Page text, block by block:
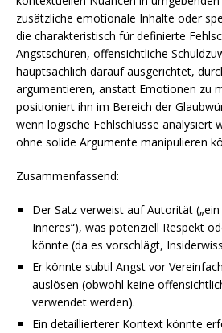
zusätzliche emotionale Inhalte oder
die charakteristisch für definierte
Angstschüren, offensichtliche
hauptsächlich darauf ausgerichtet,
argumentieren, anstatt Emotionen zu
positioniert ihn im Bereich der
wenn logische Fehlschlüsse analysiert
ohne solide Argumente manipulieren
Zusammenfassend:
Der Satz verweist auf Autorität
Inneres“), was potenziell Respekt
könnte (da es vorschlägt,
Er könnte subtil Angst vor
auslösen (obwohl keine
verwendet werden).
Ein detaillierterer Kontext könnte